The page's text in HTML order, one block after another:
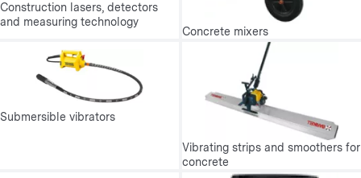
Construction lasers, detectors
and measuring technology
Concrete mixers
Submersible vibrators
Vibrating strips and smoothers for
concrete